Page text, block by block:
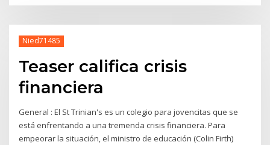
Nied71485
Teaser califica crisis
financiera
General : El St Trinian's es un colegio para jovencitas que se
está enfrentando a una tremenda crisis financiera. Para
empeorar la situación, el ministro de educación (Colin Firth)